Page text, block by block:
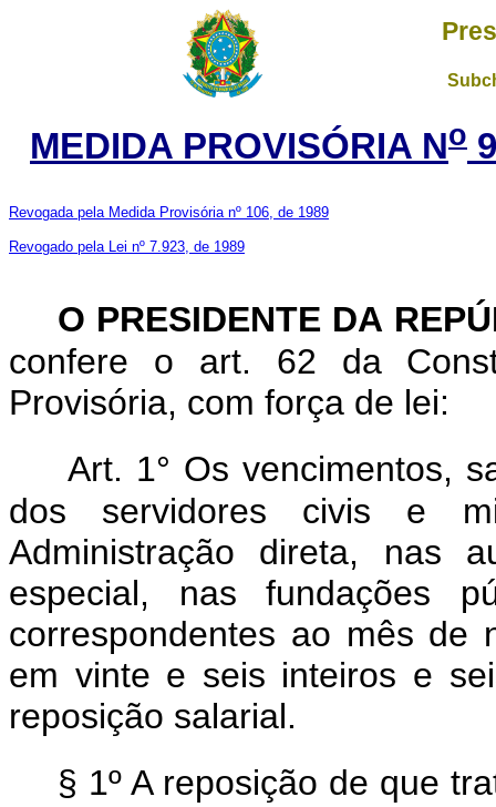
MEDIDA PROVISÓRIA No
Revogada pela Medida Provisória nº 106, de 1989
Revogado pela Lei nº 7.923, de 1989
O PRESIDENTE DA
confere o art. 62 da
Provisória, com força de lei:
Art. 1° Os vencimentos,
dos servidores civis e
Administração direta, nas
especial, nas fundações
correspondentes ao mês de
em vinte e seis inteiros e
reposição salarial.
§ 1º A reposição de que